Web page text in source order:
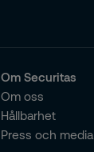
Om Securitas
Om oss
Hållbarhet
Press och media